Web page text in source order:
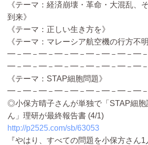
《テーマ：経済崩壊・革命・大混乱、
到来》
《テーマ：正しい生き方を》
《テーマ：マレーシア航空機の行方不明
━－━－━－━－━－━－━－━－━
━－━－━－━－━－━－━－━－━
《テーマ：STAP細胞問題》
━－━－━－━－━－━－━－━－━
◎小保方晴子さんが単独で「STAP細胞
ん」理研が最終報告書 (4/1)
http://p2525.com/sb/63053
『やはり、すべての問題を小保方さん